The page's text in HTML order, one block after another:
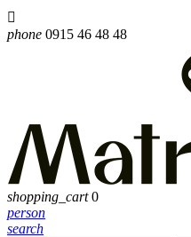

phone 0915 46 48 48
shopping_cart 0
person
search